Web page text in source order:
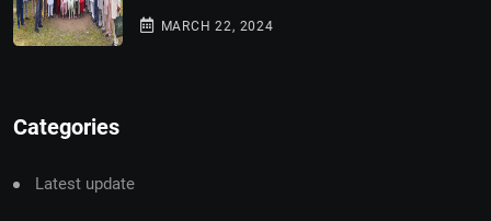
MARCH 22, 2024
Categories
Latest update